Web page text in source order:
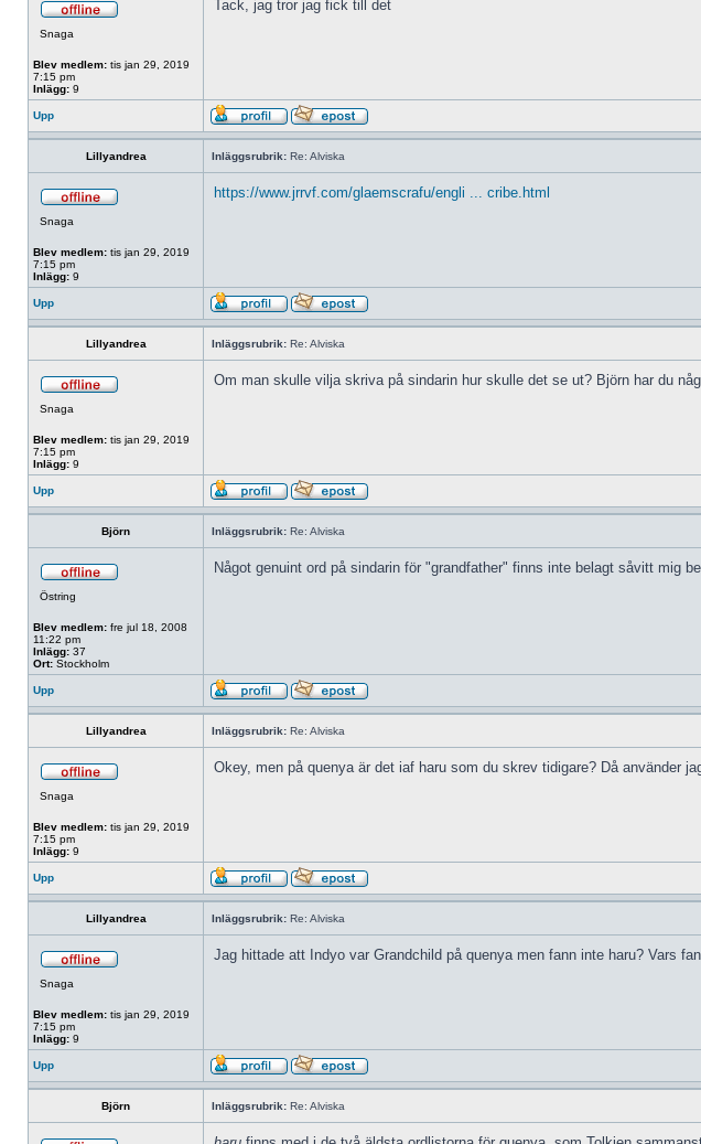
Snaga
Blev medlem: tis jan 29, 2019
7:15 pm
Inlägg: 9
Tack, jag tror jag fick till det
Upp
Lillyandrea Inläggsrubrik: Re: Alviska
Snaga
Blev medlem: tis jan 29, 2019
7:15 pm
Inlägg: 9
https://www.jrrvf.com/glaemscrafu/engli ... cribe.html
Upp
Lillyandrea Inläggsrubrik: Re: Alviska
Snaga
Blev medlem: tis jan 29, 2019
7:15 pm
Inlägg: 9
Om man skulle vilja skriva på sindarin hur skulle det se ut? Björn har du
Upp
Björn Inläggsrubrik: Re: Alviska
Östring
Blev medlem: fre jul 18, 2008
11:22 pm
Inlägg: 37
Ort: Stockholm
Något genuint ord på sindarin för "grandfather" finns inte belagt såvitt mig
Upp
Lillyandrea Inläggsrubrik: Re: Alviska
Snaga
Blev medlem: tis jan 29, 2019
7:15 pm
Inlägg: 9
Okey, men på quenya är det iaf haru som du skrev tidigare? Då använder
Upp
Lillyandrea Inläggsrubrik: Re: Alviska
Snaga
Blev medlem: tis jan 29, 2019
7:15 pm
Inlägg: 9
Jag hittade att Indyo var Grandchild på quenya men fann inte haru? Vars
Upp
Björn Inläggsrubrik: Re: Alviska